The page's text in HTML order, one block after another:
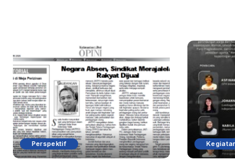
Perspektif